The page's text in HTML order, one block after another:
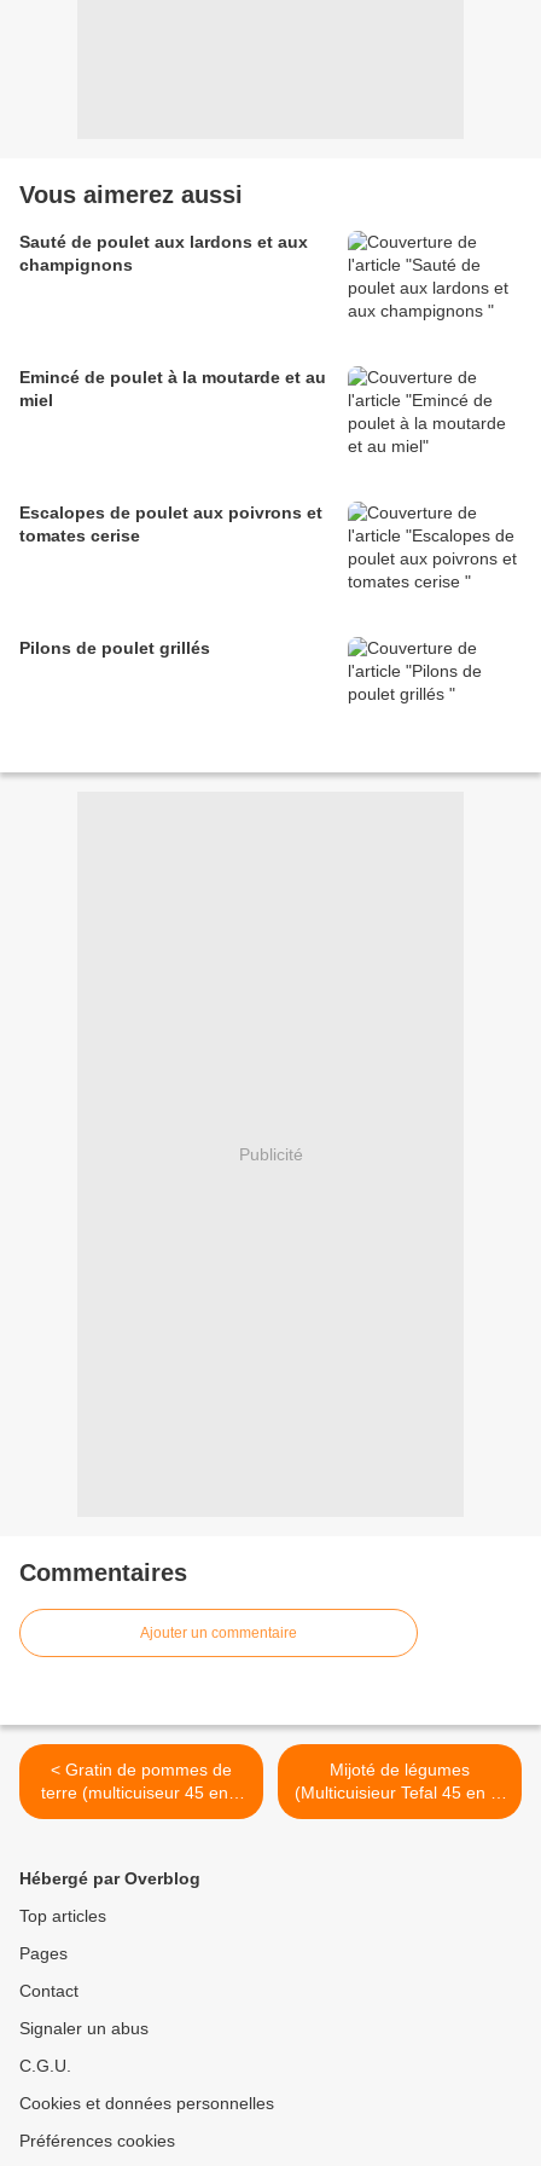
Vous aimerez aussi
Sauté de poulet aux lardons et aux
champignons
Emincé de poulet à la moutarde et au
miel
Escalopes de poulet aux poivrons et
tomates cerise
Pilons de poulet grillés
Publicité
Commentaires
Ajouter un commentaire
< Gratin de pommes de
terre (multicuiseur 45 en 1
de Tefal)
Mijoté de légumes
(Multicuisieur Tefal 45 en 1)
>
Hébergé par Overblog
Top articles
Pages
Contact
Signaler un abus
C.G.U.
Cookies et données personnelles
Préférences cookies